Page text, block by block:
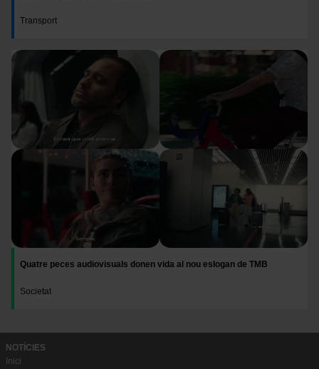
Transport
Imatge
Quatre peces audiovisuals donen vida al nou eslogan de TMB
Societat
NOTÍCIES
Inici